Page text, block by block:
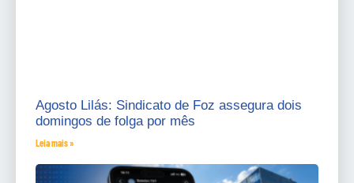
Agosto Lilás: Sindicato de Foz assegura dois
domingos de folga por mês
Leia mais »